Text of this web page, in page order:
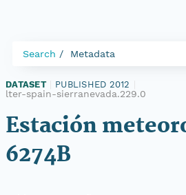
Search Metadata
DATASET PUBLISHED 2012
lter-spain-sierranevada.229.0
Estación
6274B